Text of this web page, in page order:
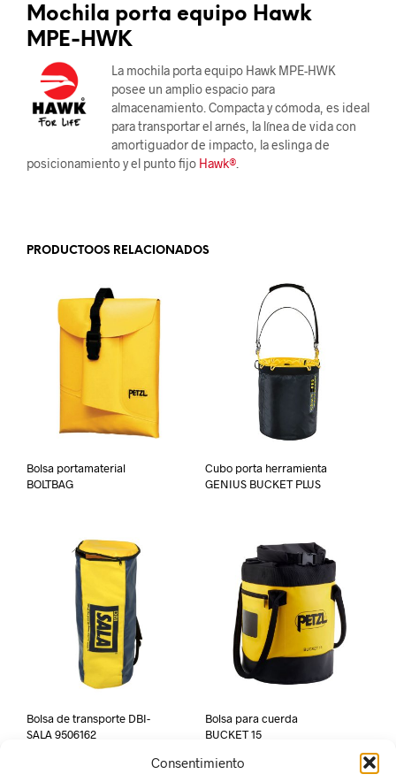
Consentimiento
Mochila porta equipo Hawk
MPE-HWK
La mochila porta equipo Hawk MPE-HWK
posee un amplio espacio para
almacenamiento. Compacta y cómoda, es ideal
para transportar el arnés, la línea de vida con
amortiguador de impacto, la eslinga de
posicionamiento y el punto fijo Hawk®
PRODUCTOOS RELACIONADOS
Bolsa portamaterial
BOLTBAG
Cubo porta herramienta
GENIUS BUCKET PLUS
Bolsa de transporte DBI-
SALA 9506162
Bolsa para cuerda
BUCKET 15